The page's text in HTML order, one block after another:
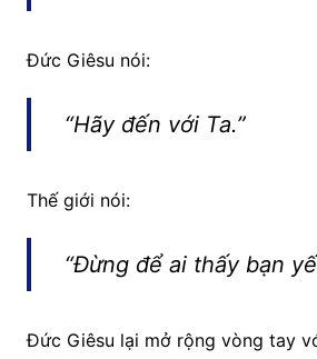
Đức Giêsu nói:
“Hãy đến với Ta.”
Thế giới nói:
“Đừng để ai thấy bạn
Đức Giêsu lại mở rộng vòng tay